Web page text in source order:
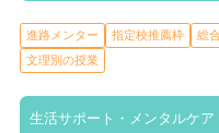
進路メンター 指定校推薦枠 総
文理別の授業
生活サポート・メンタルケア